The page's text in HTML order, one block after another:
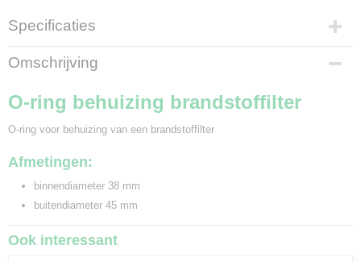
Specificaties
Bruto gewicht
0,01 Kg
Omschrijving
O-ring behuizing brandstoffilter
O-ring voor behuizing van een brandstoffilter
Afmetingen:
binnendiameter 38 mm
buitendiameter 45 mm
Ook interessant